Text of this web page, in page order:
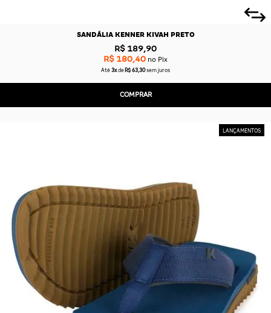
SANDÁLIA KENNER KIVAH PRETO
R$ 189,90
R$ 180,40 no Pix
Até 3x de R$ 63,30sem juros
COMPRAR